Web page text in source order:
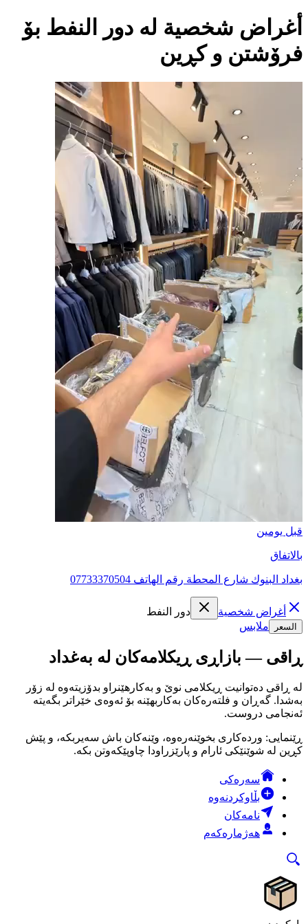
أغراض شخصية لە دور النفط بۆ
فرۆشتن و کڕین
قبل يومين
بالاتفاق
بغداد البنوك شارع المحطة رقم الهاتف 07733370504
أغراض شخصية دور النفط
السعر ملابس
ڕاقی — بازاڕی ڕیکلامەکان لە بەغداد
لە ڕاقی دەتوانیت ڕیکلامی نوێ و بەکارهێنراو بدۆزیتەوە لە زۆر
بەشدا. گەڕان و فلتەرەکان بەکاربهێنە بۆ ئەوەی خێراتر بگەیتە
ئەنجامی دروست.
ڕێنمایی: وردەکاری بخوێنەرەوە، وێنەکان باش سەیربکە، و پێش
کڕین لە شوێنێکی ئارام و پارێزراودا چاوپێکەوتن بکە.
سەرەکی
بڵاوکردنەوە
نامەکان
هەژمارەکەم